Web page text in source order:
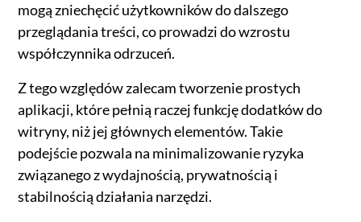
mogą zniechęcić użytkowników do dalszego
przeglądania treści, co prowadzi do wzrostu
współczynnika odrzuceń.
Z tego względów zalecam tworzenie prostych
aplikacji, które pełnią raczej funkcję dodatków do
witryny, niż jej głównych elementów. Takie
podejście pozwala na minimalizowanie ryzyka
związanego z wydajnością, prywatnością i
stabilnością działania narzędzi.